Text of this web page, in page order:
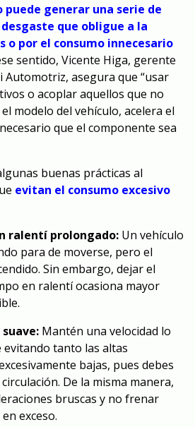
puede generar una serie de
que obligue a la
o por el consumo innecesario
sentido, Vicente Higa, gerente
Automotriz, asegura que “usar
o acoplar aquellos que no
modelo del vehículo, acelera el
que el componente sea
buenas prácticas al
evitan el consumo excesivo
ralentí prolongado: Un vehículo
para de moverse, pero el
Sin embargo, dejar el
en ralentí ocasiona mayor
Mantén una velocidad lo
tanto las altas
bajas, pues debes
De la misma manera,
bruscas y no frenar
exceso.